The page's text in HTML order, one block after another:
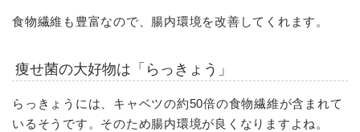
食物繊維も豊富なので、腸内環境を改善してくれます。
痩せ菌の大好物は「らっきょう」
らっきょうには、キャベツの約50倍の食物繊維が含まれて
いるそうです。そのため腸内環境が良くなりますよね。